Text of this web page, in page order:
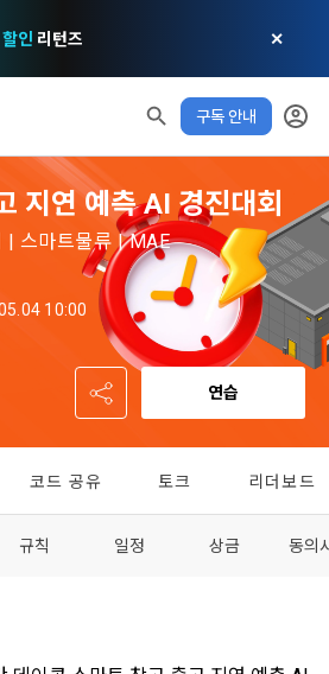
할인 리턴즈 ✕
구독 안내
모두 읽음 모두 삭제 닫기
MY XP XP 안내
다음 레벨까지 150 XP
0/150 XP
전체 XP
0
0
이용약관
사(이하 “회사”)와 “회원” 간에 정보 서
절차에 관한 필요한 사항을 약속하여
다. “회원”은 모든 약관에 동의해야 하
스를 사용한다는 것은 “회원”이 본 약
가 서비스를 "회원"에게 제공하기 위하
설비를 이용하여 설정한 가상의 영업장
정보 처리방침
콘 개인정보 처리방침
(2021.05.24 본)
정보 보호를 여러 경영요소 가운데 최
부터 종료까지 정보통신망 이용촉진 및
(이하 ‘정보통신망법’), 개인정보보호법
의
를 공유(‘위탁 또는 제공’)하며, 이용목
, 어떻게 파기 하는지 등 ‘개인정보의 한
팅 정보 수신 동의
용자 맞춤형 서비스 및 상품 추천, 각종
대회 홍보 목적 등의 광고성 정보를 전자
카카오 알림톡), 푸시, 전화 등을 통해
하실 수 있으며 동의 이후에라도 고객
회할 수 있습니다.
지연 예측 AI 경진대회
| 스마트물류 | MAE
10:00
연습
코드 공유 토크 리더보드
규칙 일정 상금 동의